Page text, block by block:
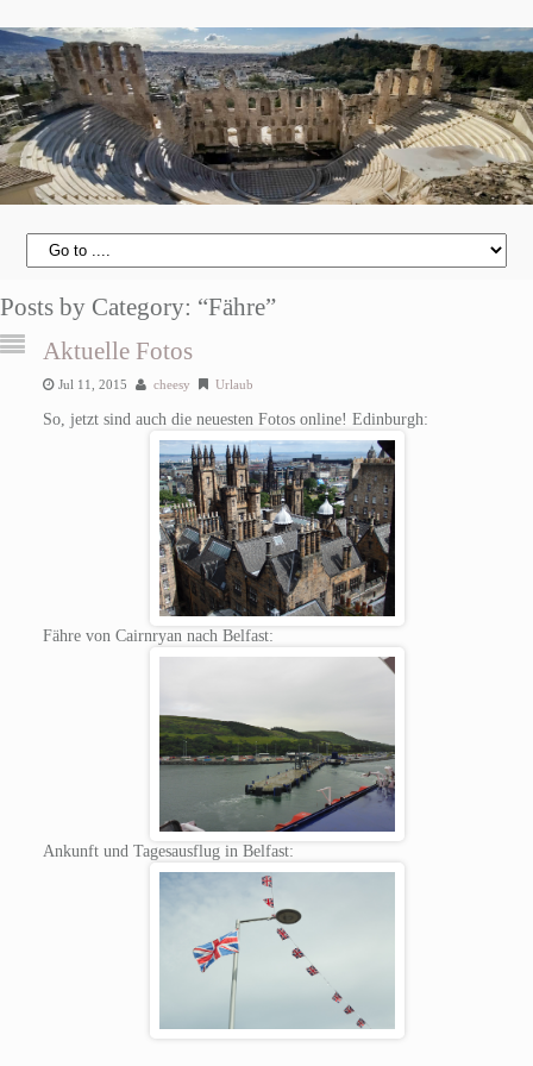
Posts by Category: “Fähre”
Aktuelle Fotos
Jul 11, 2015 cheesy Urlaub
So, jetzt sind auch die neuesten Fotos online! Edinburgh:
Fähre von Cairnryan nach Belfast:
Ankunft und Tagesausflug in Belfast: